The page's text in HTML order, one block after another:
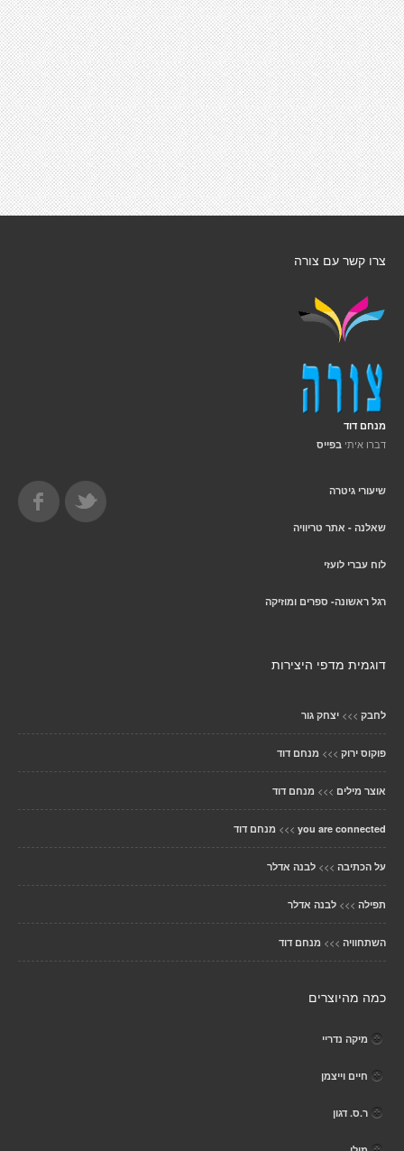
צרו קשר עם צורה
מנחם דוד
דברו איתי בפייס
שיעורי גיטרה
שאלנה - אתר טריוויה
לוח עברי לועזי
רגל ראשונה- ספרים ומוזיקה
דוגמית מדפי היצירות
לחבק >>> יצחק גור
פוקוס ירוק >>> מנחם דוד
אוצר מילים >>> מנחם דוד
you are connected
>>> מנחם דוד
על הכתיבה >>> לבנה אדלר
תפילה >>> לבנה אדלר
השתחוויה >>> מנחם דוד
כמה מהיוצרים
מיקה נדריי
חיים וייצמן
ר.ס. דגון